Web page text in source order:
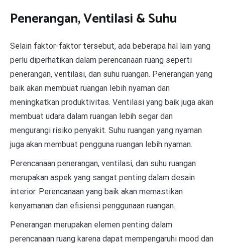
Penerangan, Ventilasi & Suhu
Selain faktor-faktor tersebut, ada beberapa hal lain yang
perlu diperhatikan dalam perencanaan ruang seperti
penerangan, ventilasi, dan suhu ruangan. Penerangan yang
baik akan membuat ruangan lebih nyaman dan
meningkatkan produktivitas. Ventilasi yang baik juga akan
membuat udara dalam ruangan lebih segar dan
mengurangi risiko penyakit. Suhu ruangan yang nyaman
juga akan membuat pengguna ruangan lebih nyaman.
Perencanaan penerangan, ventilasi, dan suhu ruangan
merupakan aspek yang sangat penting dalam desain
interior. Perencanaan yang baik akan memastikan
kenyamanan dan efisiensi penggunaan ruangan.
Penerangan merupakan elemen penting dalam
perencanaan ruang karena dapat mempengaruhi mood dan